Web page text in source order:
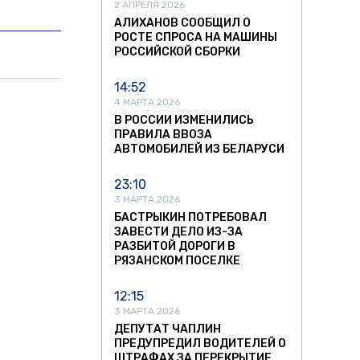
2 АПРЕЛЯ 2026
АЛИХАНОВ СООБЩИЛ О
РОСТЕ СПРОСА НА МАШИНЫ
РОССИЙСКОЙ СБОРКИ
14:52
4 МАРТА 2026
В РОССИИ ИЗМЕНИЛИСЬ
ПРАВИЛА ВВОЗА
АВТОМОБИЛЕЙ ИЗ БЕЛАРУСИ
23:10
3 МАРТА 2026
БАСТРЫКИН ПОТРЕБОВАЛ
ЗАВЕСТИ ДЕЛО ИЗ-ЗА
РАЗБИТОЙ ДОРОГИ В
РЯЗАНСКОМ ПОСЕЛКЕ
12:15
3 МАРТА 2026
ДЕПУТАТ ЧАПЛИН
ПРЕДУПРЕДИЛ ВОДИТЕЛЕЙ О